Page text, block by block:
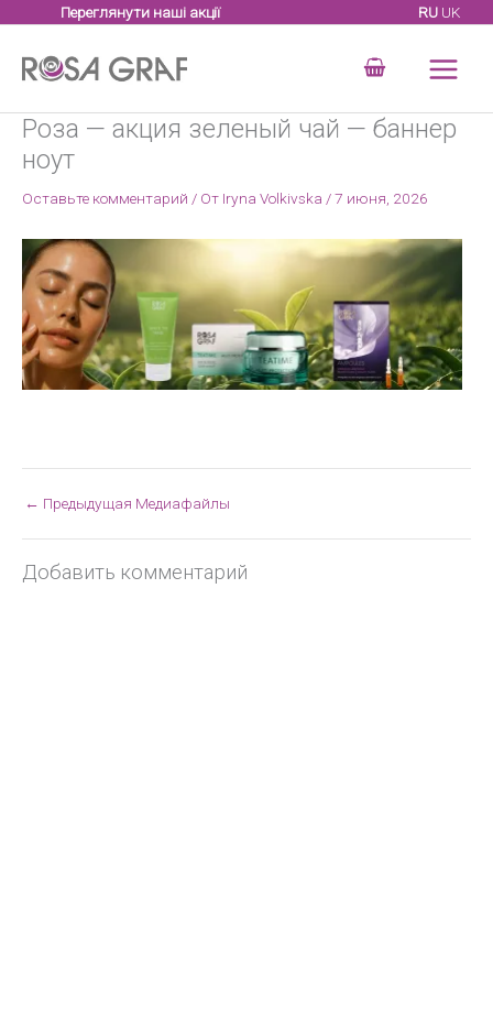
содержимому
Переглянути наші акції RU UK
Роза — акция зеленый чай — баннер
ноут
Оставьте комментарий / От Iryna Volkivska /7 июня, 2026
← Предыдущая Медиафайлы
Добавить комментарий